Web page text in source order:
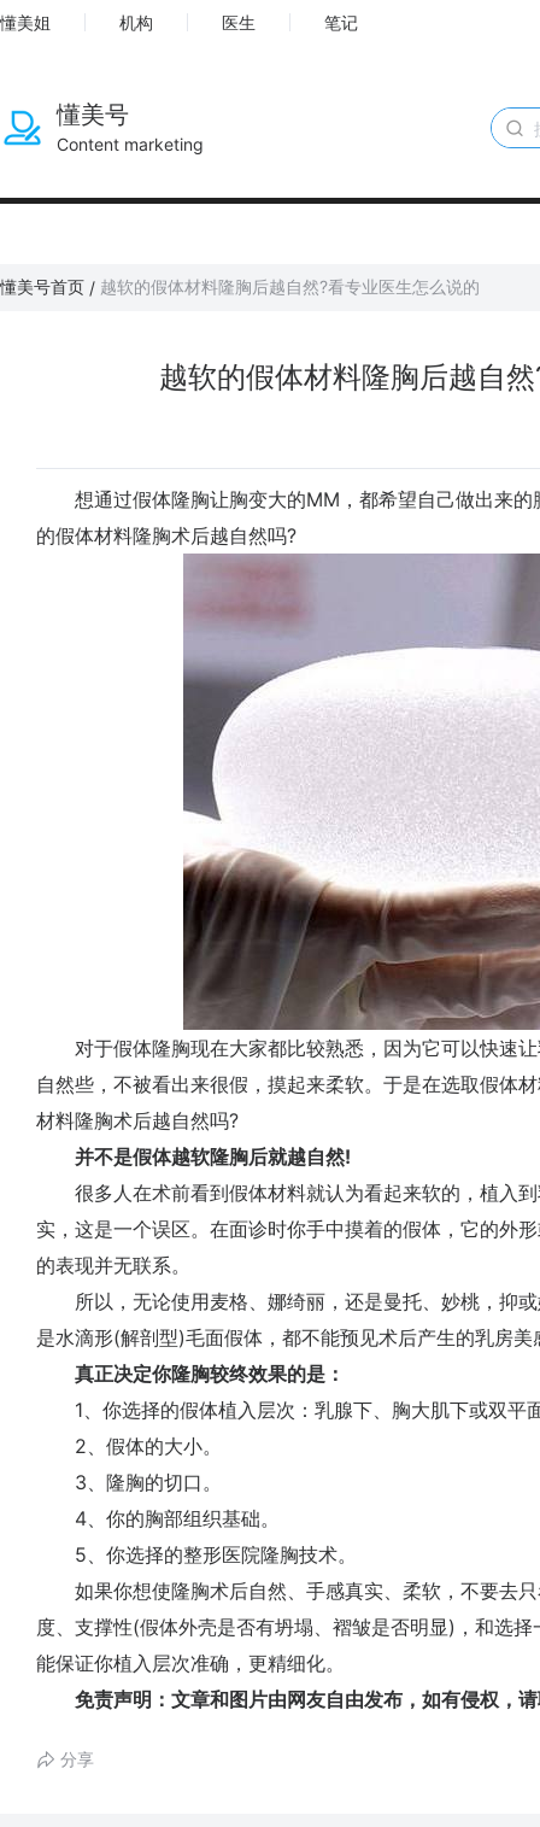
懂美姐 机构 医生 笔记
懂美号
Content marketing
懂美号首页 / 越软的假体材料隆胸后越自然?看专业医生怎么说的
越软的假体材料隆胸后越自
想通过假体隆胸让胸变大的MM，都希望自己做出来的
的假体材料隆胸术后越自然吗?
对于假体隆胸现在大家都比较熟悉，因为它可以快速让
自然些，不被看出来很假，摸起来柔软。于是在选取假体
材料隆胸术后越自然吗?
并不是假体越软隆胸后就越自然!
很多人在术前看到假体材料就认为看起来软的，植入到
实，这是一个误区。在面诊时你手中摸着的假体，它的外
的表现并无联系。
所以，无论使用麦格、娜绮丽，还是曼托、妙桃，抑或
是水滴形(解剖型)毛面假体，都不能预见术后产生的乳房美
真正决定你隆胸较终效果的是：
1、你选择的假体植入层次：乳腺下、胸大肌下或双平
2、假体的大小。
3、隆胸的切口。
4、你的胸部组织基础。
5、你选择的整形医院隆胸技术。
如果你想使隆胸术后自然、手感真实、柔软，不要去只
度、支撑性(假体外壳是否有坍塌、褶皱是否明显)，和选
能保证你植入层次准确，更精细化。
免责声明：文章和图片由网友自由发布，如有侵权，请
分享